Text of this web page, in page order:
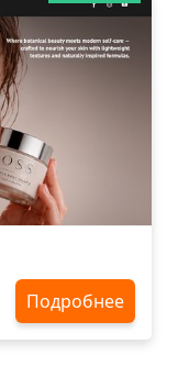
Подробнее